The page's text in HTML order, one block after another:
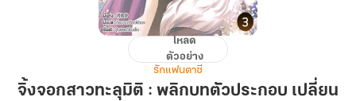
จิ้งจอก
ทะลุ
โหลด
ตัวอย่าง
รักแฟนตาซี
จิ้งจอกสาวทะลุมิติ : พลิกบทตัวประกอบ เปลี่ยน